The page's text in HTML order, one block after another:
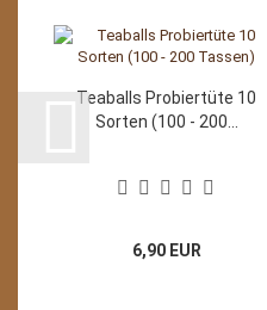
Teaballs Probiertüte 10
Sorten (100 - 200...
6,90 EUR